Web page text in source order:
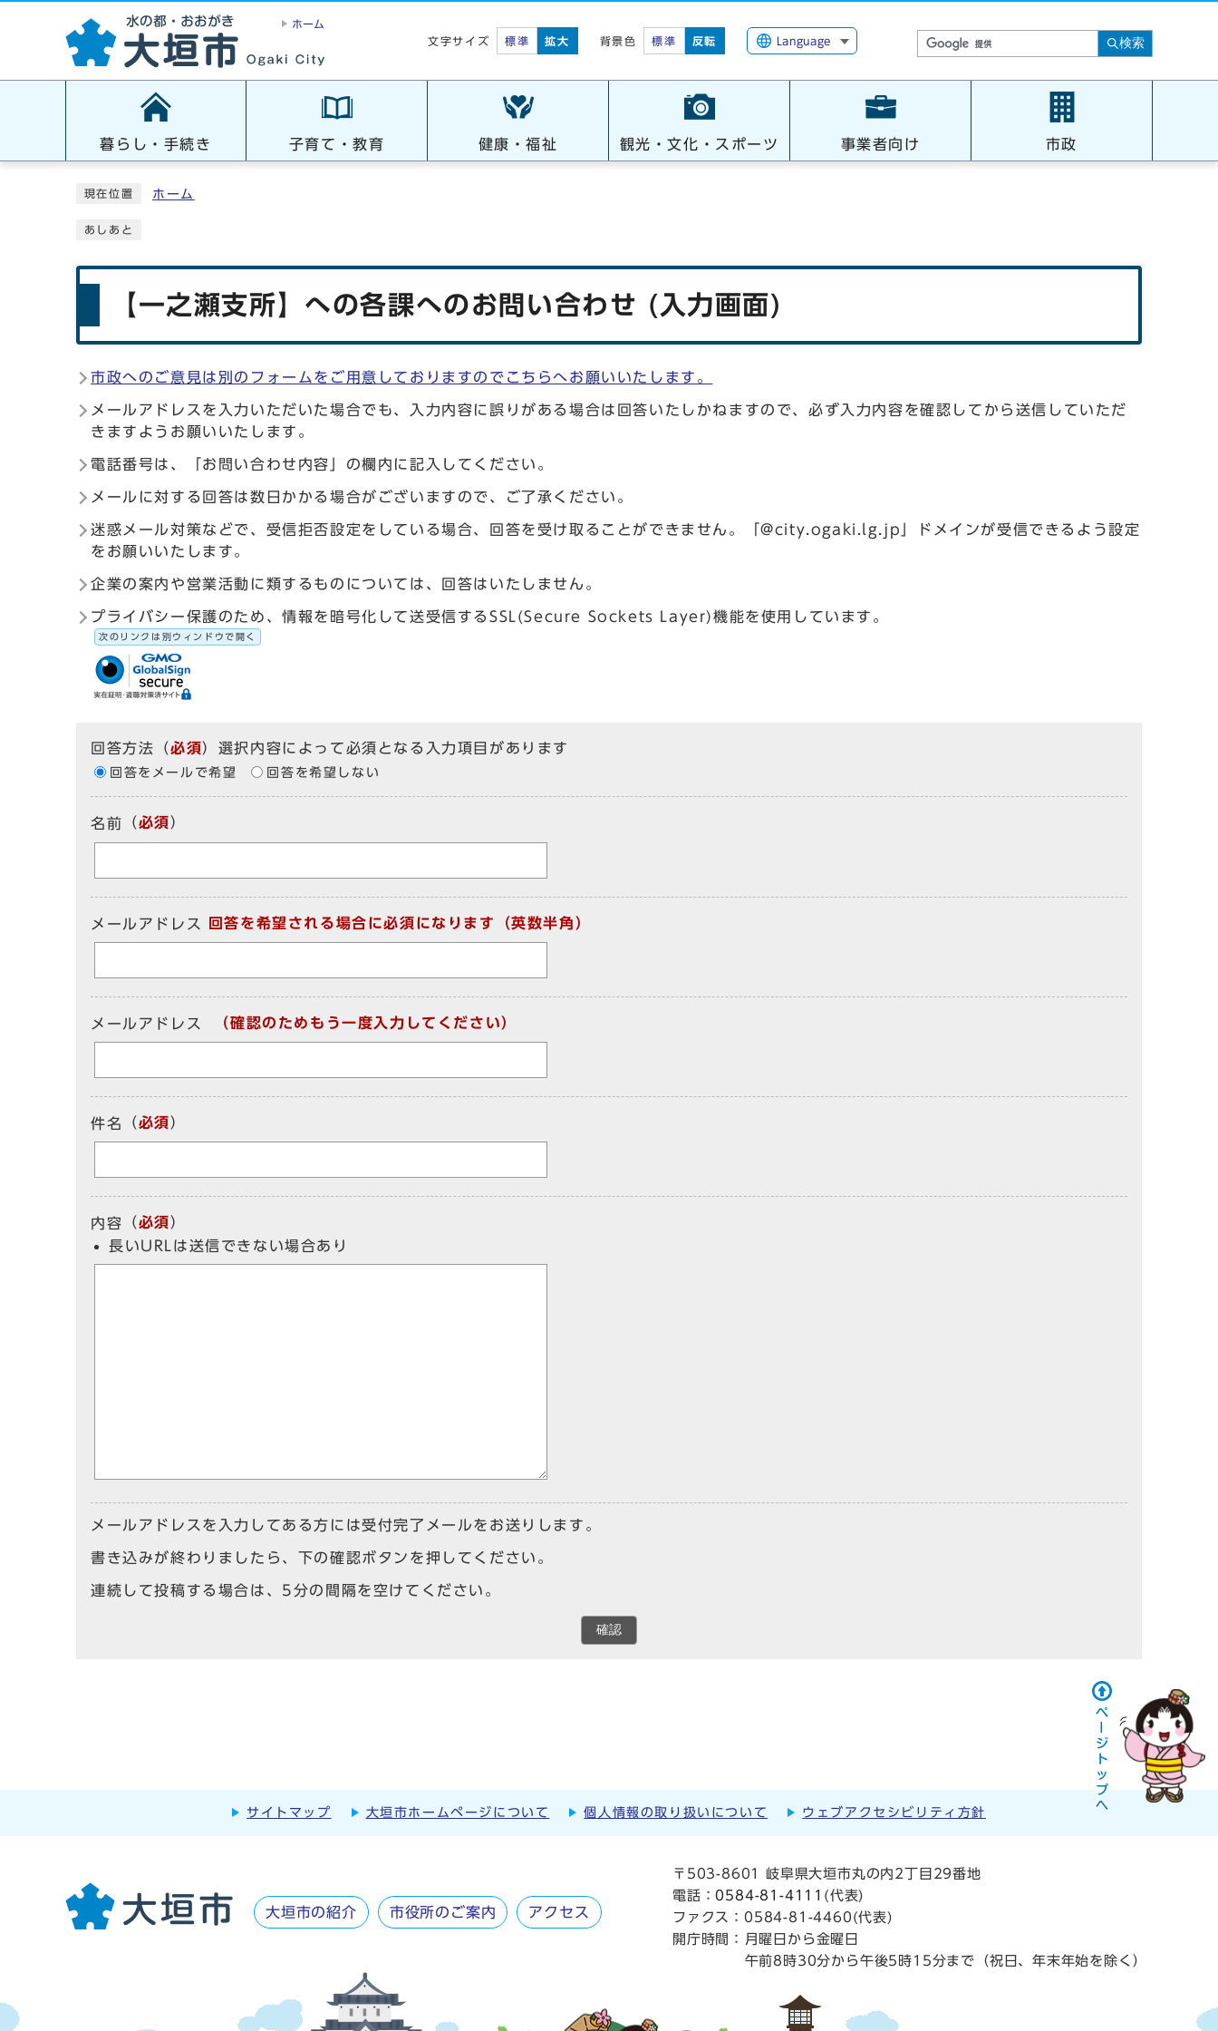
ホーム
文字サイズ
標準 拡大 背景色 標準 反転 Language 検索
暮らし・手続き 子育て・教育 健康・福祉 観光・文化・スポーツ 事業者向け 市政
現在位置 ホーム
あしあと
【一之瀬支所】への各課へのお問い合わせ (入力画面)
市政へのご意見は別のフォームをご用意しておりますのでこちらへお願いいたします。
メールアドレスを入力いただいた場合でも、入力内容に誤りがある場合は回答いたしかねますので、必ず入力内容を確認してから送信していただ
きますようお願いいたします。
電話番号は、「お問い合わせ内容」の欄内に記入してください。
メールに対する回答は数日かかる場合がございますので、ご了承ください。
迷惑メール対策などで、受信拒否設定をしている場合、回答を受け取ることができません。「@city.ogaki.lg.jp」ドメインが受信できるよう設定
をお願いいたします。
企業の案内や営業活動に類するものについては、回答はいたしません。
プライバシー保護のため、情報を暗号化して送受信するSSL(Secure Sockets Layer)機能を使用しています。
次のリンクは別ウィンドウで開く
回答方法 （必須）選択内容によって必須となる入力項目があります
回答をメールで希望 回答を希望しない
名前 （必須）
メールアドレス 回答を希望される場合に必須になります（英数半角）
メールアドレス （確認のためもう一度入力してください）
件名 （必須）
内容 （必須）
長いURLは送信できない場合あり
メールアドレスを入力してある方には受付完了メールをお送りします。
書き込みが終わりましたら、下の確認ボタンを押してください。
連続して投稿する場合は、5分の間隔を空けてください。
確認
サイトマップ 大垣市ホームページについて 個人情報の取り扱いについて ウェブアクセシビリティ方針
大垣市の紹介 市役所のご案内 アクセス
〒503-8601 岐阜県大垣市丸の内2丁目29番地
電話：0584-81-4111 (代表)
ファクス：0584-81-4460(代表)
開庁時間：
月曜日から金曜日
午前8時30分から午後5時15分まで（祝日、年末年始を除く）